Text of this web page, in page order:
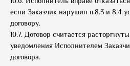
если Заказчик нарушил п.8.3 и 8.4
договору.
10.7. Договор считается
уведомления Исполнителем
договора.